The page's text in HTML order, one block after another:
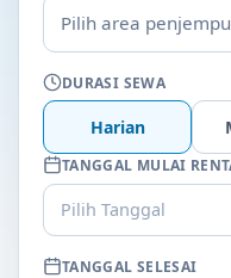
Pilih area
DURASI SEWA
Harian
TANGGAL MULAI
Pilih Tanggal
TANGGAL SELESAI